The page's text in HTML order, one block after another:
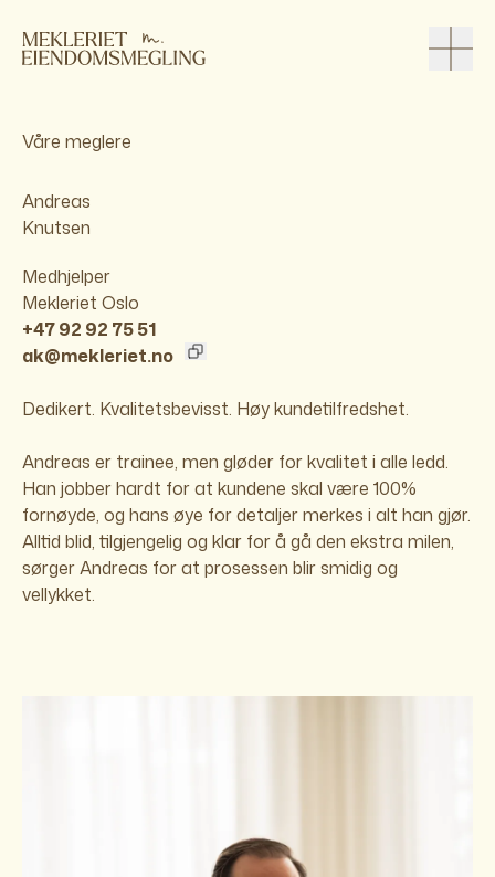
Våre meglere
Andreas
Knutsen
Medhjelper
Mekleriet Oslo
+47 92 92 75 51
ak@mekleriet.no
Dedikert. Kvalitetsbevisst. Høy kundetilfredshet.
Andreas er trainee, men gløder for kvalitet i alle ledd.
Han jobber hardt for at kundene skal være 100%
fornøyde, og hans øye for detaljer merkes i alt han gjør.
Alltid blid, tilgjengelig og klar for å gå den ekstra milen,
sørger Andreas for at prosessen blir smidig og
vellykket.